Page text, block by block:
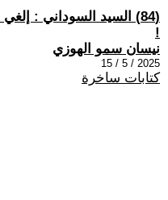
(84) السيد السوداني :
!
نيسان سمو الهوزي
2025 / 5 / 15
كتابات ساخرة